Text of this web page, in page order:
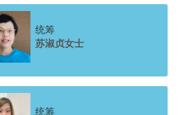
统筹
苏淑贞女士
统筹